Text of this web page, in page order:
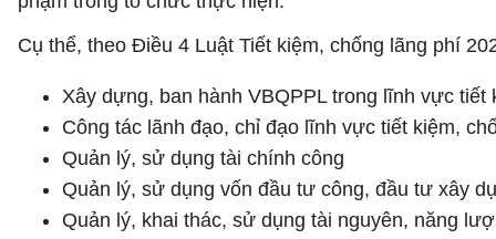
Cụ thể, theo Điều 4 Luật Tiết kiệm, chống lãng phí
Xây dựng, ban hành VBQPPL trong lĩnh vực tiết
Công tác lãnh đạo, chỉ đạo lĩnh vực tiết kiệm,
Quản lý, sử dụng tài chính công
Quản lý, sử dụng vốn đầu tư công, đầu tư xây
Quản lý, khai thác, sử dụng tài nguyên, năng